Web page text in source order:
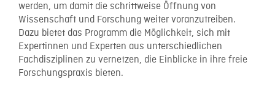
werden, um damit die schrittweise Öffnung von
Wissenschaft und Forschung weiter voranzutreiben.
Dazu bietet das Programm die Möglichkeit, sich mit
Expertinnen und Experten aus unterschiedlichen
Fachdisziplinen zu vernetzen, die Einblicke in ihre freie
Forschungspraxis bieten.